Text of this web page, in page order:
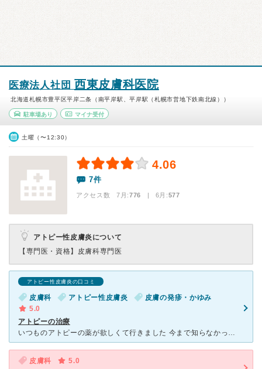
医療法人社団 西東皮膚科医院
北海道札幌市豊平区平岸二条（南平岸駅、平岸駅（札幌市営地下鉄南北線））
駐車場あり マイナ受付
土曜（〜12:30）
4.06
7件
アクセス数 7月:776 | 6月:577
アトピー性皮膚炎について
【専門医・資格】 皮膚科専門医
アトピー性皮膚炎の口コミ
皮膚科 アトピー性皮膚炎
皮膚の発疹・かゆみ
5.0
アトピーの治療
いつものアトピーの薬が欲しくて行きました 今まで知らなかったアトピーの知識を教えてもらいました 勉強になり今でも実践しています 例えば固形の石鹸を使う、必ず保湿を行うなど わからないことを丁寧
皮膚科
5.0